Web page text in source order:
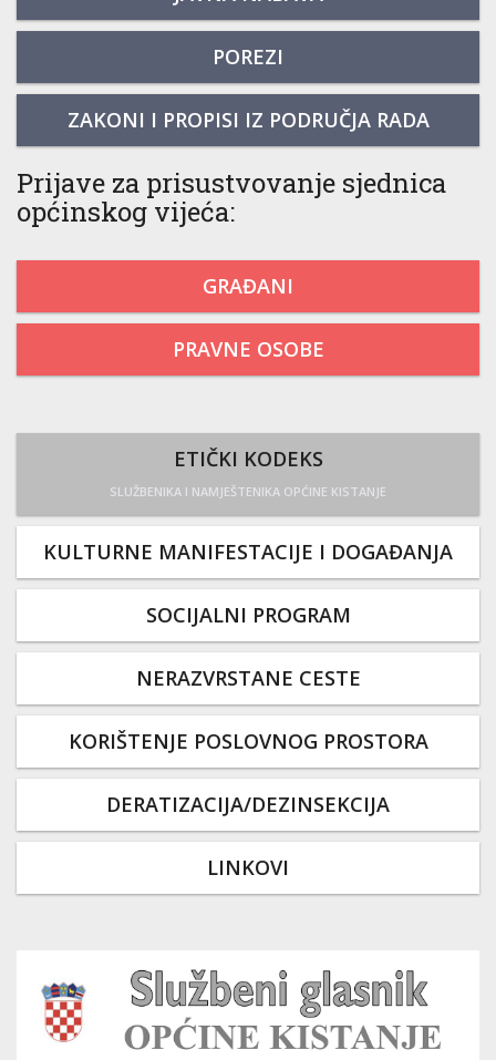
POREZI
ZAKONI I PROPISI IZ PODRUČJA RADA
Prijave za prisustvovanje sjednica
općinskog vijeća:
GRAĐANI
PRAVNE OSOBE
ETIČKI KODEKS
SLUŽBENIKA I NAMJEŠTENIKA OPĆINE KISTANJE
KULTURNE MANIFESTACIJE I DOGAĐANJA
SOCIJALNI PROGRAM
NERAZVRSTANE CESTE
KORIŠTENJE POSLOVNOG PROSTORA
DERATIZACIJA/DEZINSEKCIJA
LINKOVI